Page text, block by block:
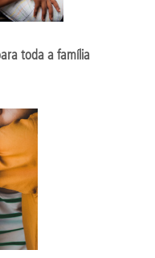
toda a família